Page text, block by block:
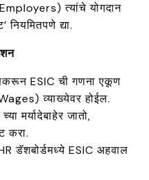
त्यांचे योगदान
नियमितपणे द्या.
ESIC ची गणना एकूण
व्याख्येवर होईल.
मर्यादेबाहेर जातो,
करा.
डॅशबोर्डमध्ये ESIC अहवाल